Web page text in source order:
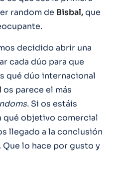
random de Bisbal,que
decidido abrir una
cada dúo para que
qué dúo internacional
os parece el más
Si os estáis
qué objetivo comercial
llegado a la conclusión
lo hace por gusto y